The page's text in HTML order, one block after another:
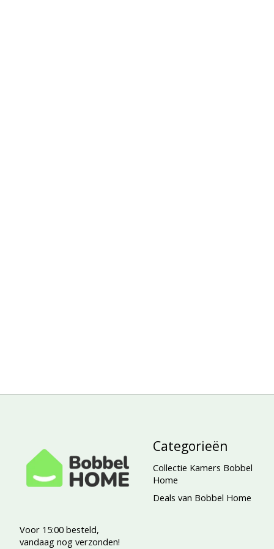
Voor 15:00 besteld,
vandaag nog verzonden!
Categorieën
Collectie Kamers Bobbel
Home
Deals van Bobbel Home